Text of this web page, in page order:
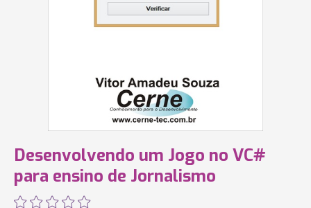
Desenvolvendo um Jogo no VC#
para ensino de Jornalismo